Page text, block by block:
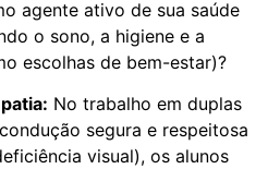
agente ativo de sua saúde
o sono, a higiene e a
escolhas de bem-estar)?
No trabalho em duplas
segura e respeitosa
visual), os alunos